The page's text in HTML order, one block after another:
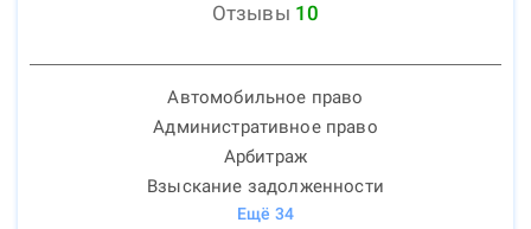
Отзывы 10
Автомобильное право
Административное право
Арбитраж
Взыскание задолженности
Ещё 34